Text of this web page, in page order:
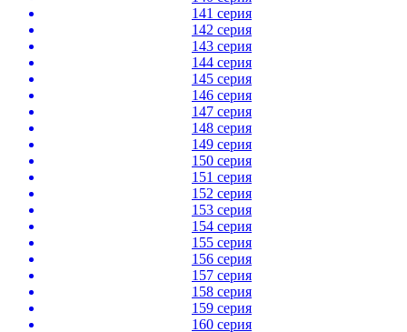
141 серия
142 серия
143 серия
144 серия
145 серия
146 серия
147 серия
148 серия
149 серия
150 серия
151 серия
152 серия
153 серия
154 серия
155 серия
156 серия
157 серия
158 серия
159 серия
160 серия